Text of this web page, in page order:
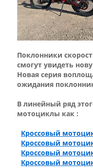
Поклонники
смогут увидеть
Новая серия
ожидания
В линейный ряд
мотоциклы как :
Кроссовый
Кроссовый
Кроссовый
Кроссовый